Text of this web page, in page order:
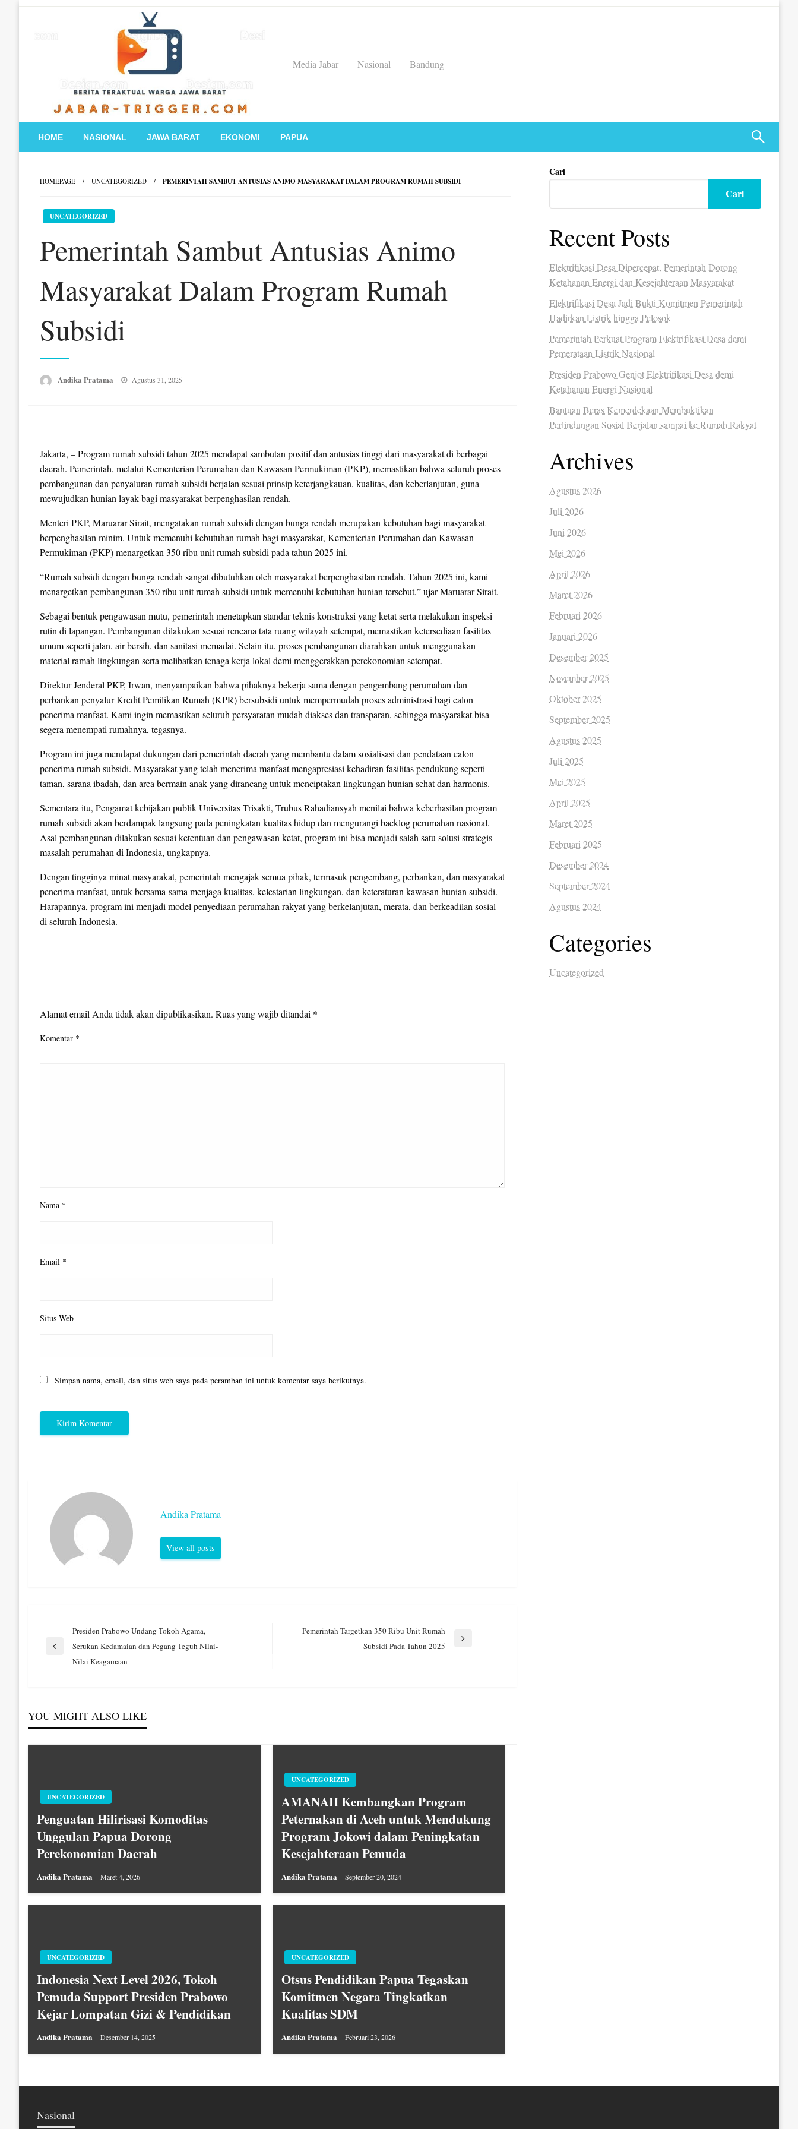
Media Jabar
Nasional Bandung
HOME NASIONAL JAWA BARAT EKONOMI PAPUA
HOMEPAGE UNCATEGORIZED PEMERINTAH SAMBUT ANTUSIAS ANIMO MASYARAKAT DALAM PROGRAM RUMAH SUBSIDI
UNCATEGORIZED
Pemerintah Sambut Antusias Animo
Masyarakat Dalam Program Rumah
Subsidi
Andika Pratama
Posted
Agustus 31, 2025
Jakarta, – Program rumah subsidi tahun 2025 mendapat sambutan positif dan antusias tinggi dari masyarakat di berbagai
daerah. Pemerintah, melalui Kementerian Perumahan dan Kawasan Permukiman (PKP), memastikan bahwa seluruh proses
pembangunan dan penyaluran rumah subsidi berjalan sesuai prinsip keterjangkauan, kualitas, dan keberlanjutan, guna
mewujudkan hunian layak bagi masyarakat berpenghasilan rendah.
Menteri PKP, Maruarar Sirait, mengatakan rumah subsidi dengan bunga rendah merupakan kebutuhan bagi masyarakat
berpenghasilan minim. Untuk memenuhi kebutuhan rumah bagi masyarakat, Kementerian Perumahan dan Kawasan
Permukiman (PKP) menargetkan 350 ribu unit rumah subsidi pada tahun 2025 ini.
“Rumah subsidi dengan bunga rendah sangat dibutuhkan oleh masyarakat berpenghasilan rendah. Tahun 2025 ini, kami
menargetkan pembangunan 350 ribu unit rumah subsidi untuk memenuhi kebutuhan hunian tersebut,” ujar Maruarar Sirait.
Sebagai bentuk pengawasan mutu, pemerintah menetapkan standar teknis konstruksi yang ketat serta melakukan inspeksi
rutin di lapangan. Pembangunan dilakukan sesuai rencana tata ruang wilayah setempat, memastikan ketersediaan fasilitas
umum seperti jalan, air bersih, dan sanitasi memadai. Selain itu, proses pembangunan diarahkan untuk menggunakan
material ramah lingkungan serta melibatkan tenaga kerja lokal demi menggerakkan perekonomian setempat.
Direktur Jenderal PKP, Irwan, menyampaikan bahwa pihaknya bekerja sama dengan pengembang perumahan dan
perbankan penyalur Kredit Pemilikan Rumah (KPR) bersubsidi untuk mempermudah proses administrasi bagi calon
penerima manfaat. Kami ingin memastikan seluruh persyaratan mudah diakses dan transparan, sehingga masyarakat bisa
segera menempati rumahnya, tegasnya.
Program ini juga mendapat dukungan dari pemerintah daerah yang membantu dalam sosialisasi dan pendataan calon
penerima rumah subsidi. Masyarakat yang telah menerima manfaat mengapresiasi kehadiran fasilitas pendukung seperti
taman, sarana ibadah, dan area bermain anak yang dirancang untuk menciptakan lingkungan hunian sehat dan harmonis.
Sementara itu, Pengamat kebijakan publik Universitas Trisakti, Trubus Rahadiansyah menilai bahwa keberhasilan program
rumah subsidi akan berdampak langsung pada peningkatan kualitas hidup dan mengurangi backlog perumahan nasional.
Asal pembangunan dilakukan sesuai ketentuan dan pengawasan ketat, program ini bisa menjadi salah satu solusi strategis
masalah perumahan di Indonesia, ungkapnya.
Dengan tingginya minat masyarakat, pemerintah mengajak semua pihak, termasuk pengembang, perbankan, dan masyarakat
penerima manfaat, untuk bersama-sama menjaga kualitas, kelestarian lingkungan, dan keteraturan kawasan hunian subsidi.
Harapannya, program ini menjadi model penyediaan perumahan rakyat yang berkelanjutan, merata, dan berkeadilan sosial
di seluruh Indonesia.
Alamat email Anda tidak akan dipublikasikan. Ruas yang wajib ditandai *
Komentar *
Nama *
Email *
Situs Web
Simpan nama, email, dan situs web saya pada peramban ini untuk komentar saya berikutnya.
Andika Pratama
View all posts
Navigasi
pos
Presiden Prabowo Undang Tokoh Agama,
Serukan Kedamaian dan Pegang Teguh Nilai-
Nilai Keagamaan
Pemerintah Targetkan 350 Ribu Unit Rumah
Subsidi Pada Tahun 2025
YOU MIGHT ALSO LIKE
UNCATEGORIZED
Penguatan Hilirisasi Komoditas
Unggulan Papua Dorong
Perekonomian Daerah
Andika Pratama Maret 4, 2026
UNCATEGORIZED
AMANAH Kembangkan Program
Peternakan di Aceh untuk Mendukung
Program Jokowi dalam Peningkatan
Kesejahteraan Pemuda
Andika Pratama September 20, 2024
UNCATEGORIZED
Indonesia Next Level 2026, Tokoh
Pemuda Support Presiden Prabowo
Kejar Lompatan Gizi & Pendidikan
Andika Pratama Desember 14, 2025
UNCATEGORIZED
Otsus Pendidikan Papua Tegaskan
Komitmen Negara Tingkatkan
Kualitas SDM
Andika Pratama Februari 23, 2026
Cari
Cari
Recent Posts
Elektrifikasi Desa Dipercepat, Pemerintah Dorong
Ketahanan Energi dan Kesejahteraan Masyarakat
Elektrifikasi Desa Jadi Bukti Komitmen Pemerintah
Hadirkan Listrik hingga Pelosok
Pemerintah Perkuat Program Elektrifikasi Desa demi
Pemerataan Listrik Nasional
Presiden Prabowo Genjot Elektrifikasi Desa demi
Ketahanan Energi Nasional
Bantuan Beras Kemerdekaan Membuktikan
Perlindungan Sosial Berjalan sampai ke Rumah Rakyat
Archives
Agustus 2026
Juli 2026
Juni 2026
Mei 2026
April 2026
Maret 2026
Februari 2026
Januari 2026
Desember 2025
November 2025
Oktober 2025
September 2025
Agustus 2025
Juli 2025
Mei 2025
April 2025
Maret 2025
Februari 2025
Desember 2024
September 2024
Agustus 2024
Categories
Uncategorized
Nasional